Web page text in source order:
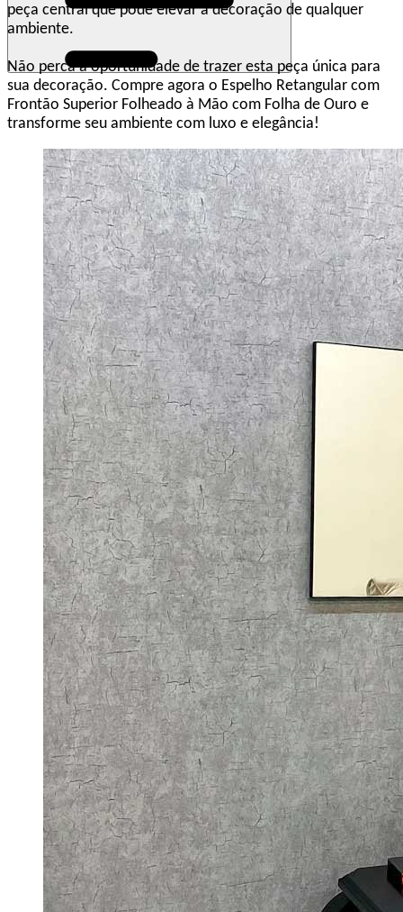
peça central que pode elevar a decoração de qualquer
ambiente.
Não perca a oportunidade de trazer esta peça única para
sua decoração. Compre agora o Espelho Retangular com
Frontão Superior Folheado à Mão com Folha de Ouro e
transforme seu ambiente com luxo e elegância!